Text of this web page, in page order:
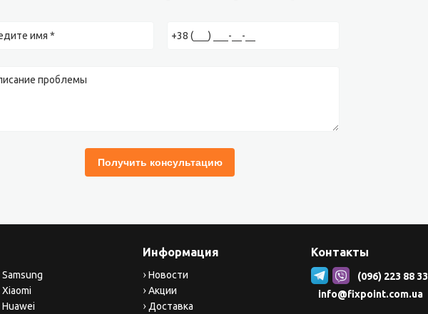
Информация
Новости
Акции
Доставка
Контакты
(096) 223 88 33
info@fixpoint.com.ua